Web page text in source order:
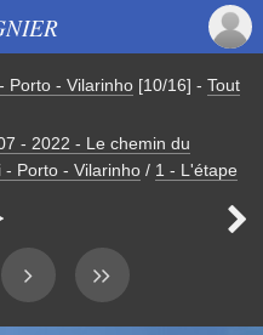
Porto - Vilarinho [10/16] - Tout
- 2022 - Le chemin du
- Porto - Vilarinho / 1 - L'étape
